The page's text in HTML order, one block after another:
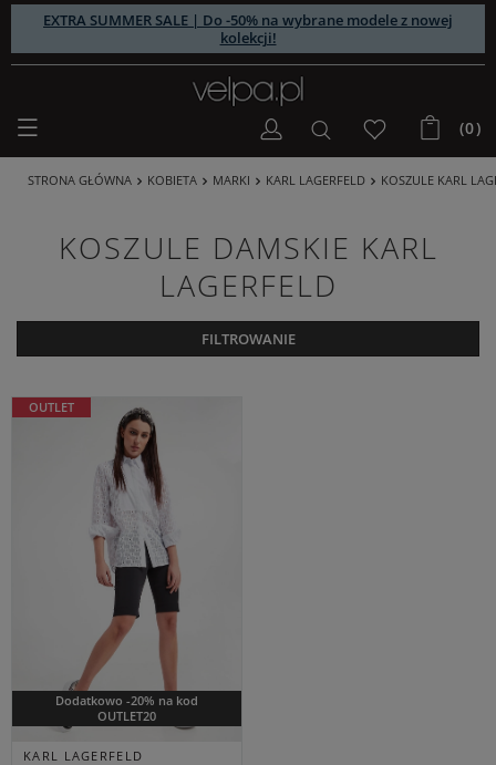
EXTRA SUMMER SALE | Do -50% na wybrane modele z nowej
kolekcji!
(0)
STRONA GŁÓWNA KOBIETA MARKI KARL LAGERFELD KOSZULE KARL
KOSZULE DAMSKIE KARL
LAGERFELD
FILTROWANIE
Dodatkowo -20% na kod
OUTLET20
OUTLET
KARL LAGERFELD